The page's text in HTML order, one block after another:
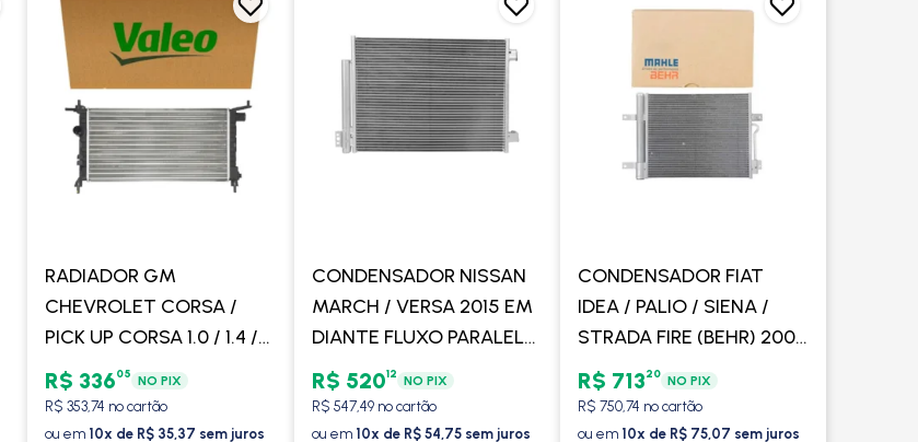
RADIADOR GM
CHEVROLET CORSA /
PICK UP CORSA 1.0 / 1.4 /
1.6 1994 EM DIANTE SEM
AR - VALEO
R$ 33605 NO PIX
R$ 353,74 no cartão
ou em 10x de R$ 35,37 sem juros
CONDENSADOR NISSAN
MARCH / VERSA 2015 EM
DIANTE FLUXO PARALELO
- PROCOOLER
R$ 52012 NO PIX
R$ 547,49 no cartão
ou em 10x de R$ 54,75 sem juros
CONDENSADOR FIAT
IDEA / PALIO / SIENA /
STRADA FIRE (BEHR) 2009
EM DIANTE - MAHLE
R$ 71320 NO PIX
R$ 750,74 no cartão
ou em 10x de R$ 75,07 sem juros